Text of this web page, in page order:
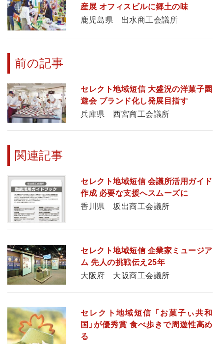
産展 オフィスビルに郷土の味
鹿児島県 出水商工会議所
前の記事
セレクト地域短信 大盛況の洋菓子園
遊会 ブランド化し発展目指す
兵庫県 西宮商工会議所
関連記事
セレクト地域短信 会議所活用ガイド
作成 必要な支援へスムーズに
香川県 坂出商工会議所
セレクト地域短信 企業家ミュージア
ム 先人の挑戦伝え25年
大阪府 大阪商工会議所
セレクト地域短信 「お菓子ぃ共和
国」が優秀賞 食べ歩きで周遊性高め
る